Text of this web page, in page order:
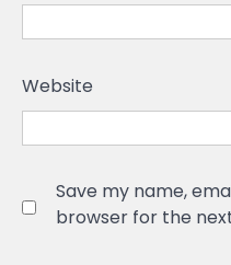
Website
Save my name,
browser for the